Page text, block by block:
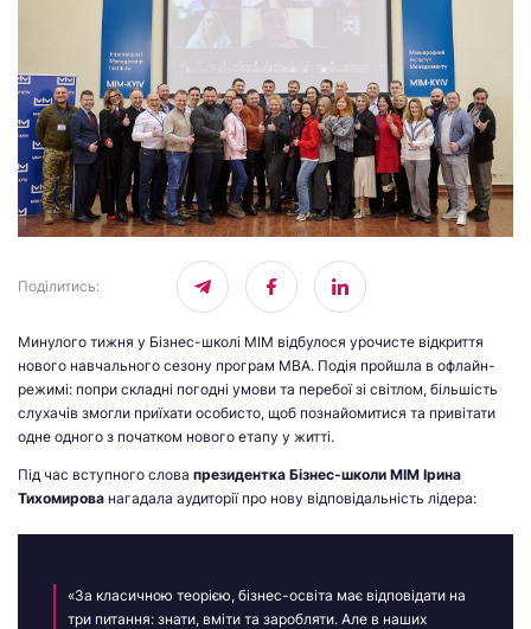
Поділитись:
Минулого тижня у Бізнес-школі МІМ відбулося урочисте відкриття
нового навчального сезону програм МВА. Подія пройшла в офлайн-
режимі: попри складні погодні умови та перебої зі світлом, більшість
слухачів змогли приїхати особисто, щоб познайомитися та привітати
одне одного з початком нового етапу у житті.
Під час вступного слова президентка Бізнес-школи МІМ Ірина
Тихомирова нагадала аудиторії про нову відповідальність лідера:
«За класичною теорією, бізнес-освіта має відповідати на
три питання: знати, вміти та заробляти. Але в наших